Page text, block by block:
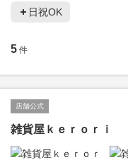
日祝OK
5 件
店舗公式
雑貨屋ｋｅｒｏｒｉ